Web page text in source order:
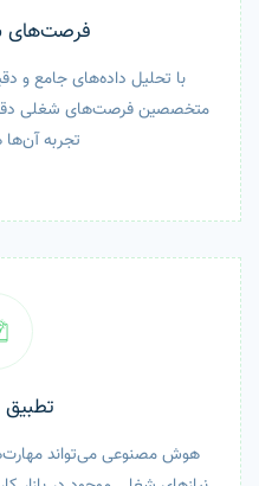
فرصت‌های
با تحلیل داده‌های جامع و
متخصصین فرصت‌های شغلی
تجربه
هوش مصنوعی می‌تواند